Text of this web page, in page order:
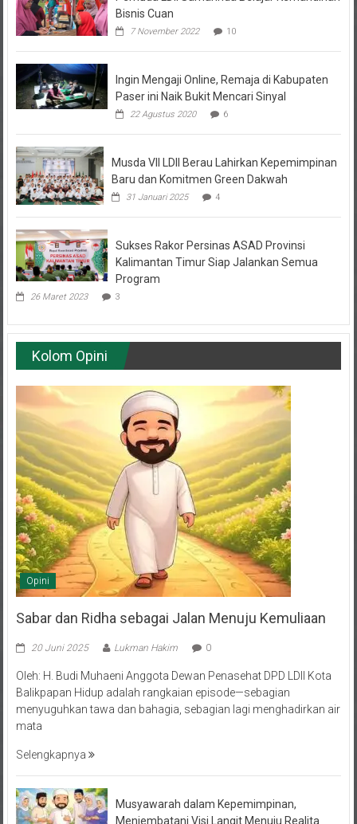
7 November 2022
Paser ini Naik Bukit Mencari Sinyal
22 Agustus 2020 6
Baru dan Komitmen Green Dakwah
31 Januari 2025 4
Kalimantan Timur Siap Jalankan Semua
Program
26 Maret 2023 3
Kolom Opini
Opini
Sabar dan Ridha sebagai Jalan Menuju Kemuliaan
Balikpapan Hidup adalah rangkaian episode—sebagian
menyuguhkan tawa dan bahagia, sebagian lagi menghadirkan air
mata
Menjembatani Visi Langit Menuju Realita
Bumi